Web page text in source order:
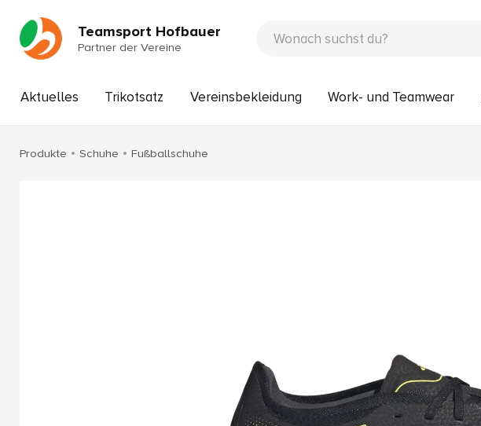
Teamsport Hofbauer
Partner der Vereine
Aktuelles Trikotsatz Vereinsbekleidung Work- und Teamwear
Produkte Schuhe Fußballschuhe